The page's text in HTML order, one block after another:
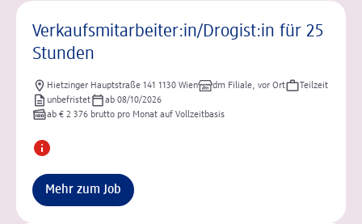
Liste gefundener Jobs
Verkaufsmitarbeiter:in/Drogist:in für 25
Stunden
Hietzinger Hauptstraße 141 1130 Wien dm Filiale, vor Ort
Teilzeit
unbefristet
ab 08/10/2026
ab € 2 376 brutto pro Monat auf Vollzeitbasis
Mehr zum Job